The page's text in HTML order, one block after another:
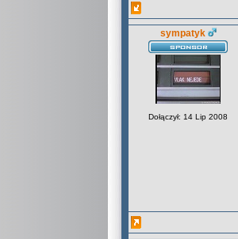
sympatyk
Dołączył: 14 Lip 2008